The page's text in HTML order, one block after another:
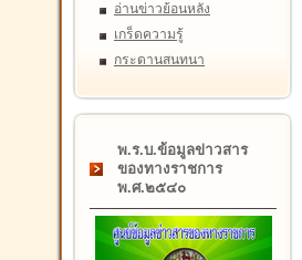
อ่านข่าวย้อนหลัง
เกร็ดความรู้
กระดานสนทนา
พ.ร.บ.ข้อมูลข่าวสาร
ของทางราชการ
พ.ศ.๒๕๔๐